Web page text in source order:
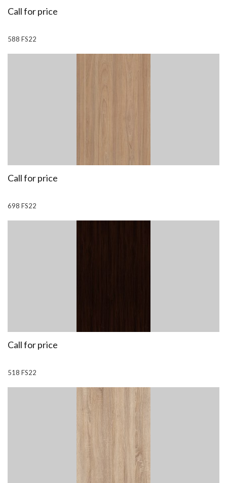
Call for price
588 FS22
Call for price
698 FS22
Call for price
518 FS22